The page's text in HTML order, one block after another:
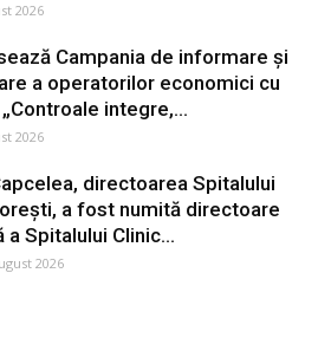
2026
Campania de informare și
a operatorilor economici cu
integre,...
2026
directoarea Spitalului
a fost numită directoare
a Spitalului Clinic...
2026